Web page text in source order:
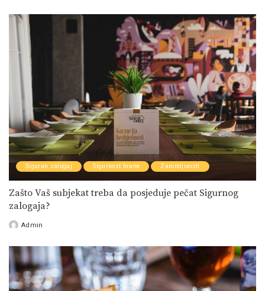
Siguran zalogaj Sigurnost hrane Zanimljivosti
Zašto Vaš subjekat treba da posjeduje pečat Sigurnog
zalogaja?
PostedAdmin